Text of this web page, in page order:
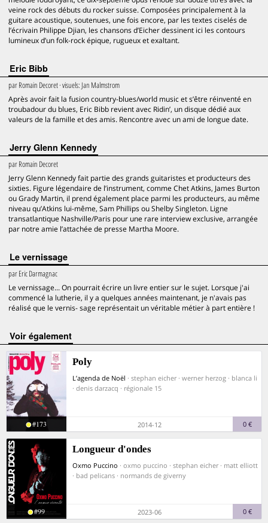
veine rock des débuts du rocker suisse. Composées principalement à la
guitare acoustique, soutenues, une fois encore, par les textes ciselés de
l’écrivain Philippe Djian, les chansons d’Eicher dessinent ici les contours
lumineux d’un folk-rock épique, rugueux et exaltant.
Eric Bibb
parRomain Decoret· visuels: Jan Malmstrom
Après avoir fait la fusion country-blues/world music et s’être réinventé en
troubadour du blues, Eric Bibb revient avec Ridin’, un disque dédié aux
valeurs de la famille et des amis. Rencontre avec un ami de longue date.
Jerry Glenn Kennedy
parRomain Decoret
Jerry Glenn Kennedy fait partie des grands guitaristes et producteurs des
sixties. Figure légendaire de l’instrument, comme Chet Atkins, James Burton
ou Grady Martin, il prend également place parmi les producteurs, au même
niveau qu’Atkins lui-même, Sam Phillips ou Shelby Singleton. Ligne
transatlantique Nashville/Paris pour une rare interview exclusive, arrangée
par notre amie l’attachée de presse Martha Moore.
Le vernissage
parEric Darmagnac
Le vernissage... On pourrait écrire un livre entier sur le sujet. Lorsque j'ai
commencé la lutherie, il y a quelques années maintenant, je n'avais pas
réalisé que le vernis- sage représentait un véritable métier à part entière !
voir également
Poly
L’agenda de Noël · stephan eicher · werner herzog · blanca li
· denis darzacq · régionale 15
#173 2014-12 0 €
Longueur d'ondes
Oxmo Puccino · oxmo puccino · stephan eicher · matt elliott
· bad pelicans · normands de giverny
#99 2023-06 0 €